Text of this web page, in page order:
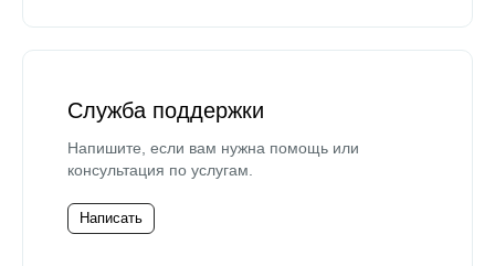
Служба поддержки
Напишите, если вам нужна помощь или
консультация по услугам.
Написать